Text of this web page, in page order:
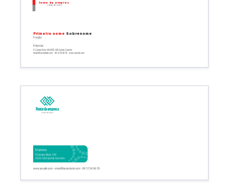
R Campo Bola 109 2525-555 Quinta Carocho
email@sociedade.com - 06 12 34 56 78 - www.seusite.com
Empresa
Primeiro nome Sobrenome
Função
Nome da empresa
Linha de base
www.seusite.com - email@sociedade.com - 06 12 34 56 78
R Campo Bola 109
2525-555 Quinta Carocho
Empresa
Nome da empresa
Linha de base